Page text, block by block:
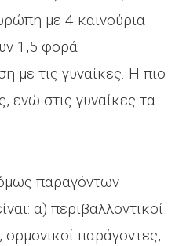
με 4 καινούρια
1,5 φορά
με τις γυναίκες. Η πιο
ενώ στις γυναίκες τα
παραγόντων
α) περιβαλλοντικοί
παράγοντες,